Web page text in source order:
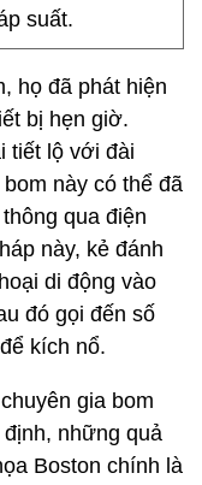
suất.
họ đã phát hiện
bị hẹn giờ.
tiết lộ với đài
này có thể đã
qua điện
này, kẻ đánh
di động vào
đó gọi đến số
kích nổ.
gia bom
những quả
Boston chính là